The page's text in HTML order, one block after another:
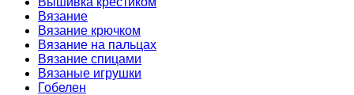
Вязание
Вязание крючком
Вязание на пальцах
Вязание спицами
Вязаные игрушки
Гобелен